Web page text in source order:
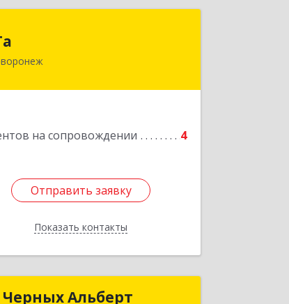
на сопровождении 4
Отправить заявку
Показать контакты
Нововоронеж г, а/я, дом № 30
Отправить заявку
Назад
Альберт
ИП Черных Альберт